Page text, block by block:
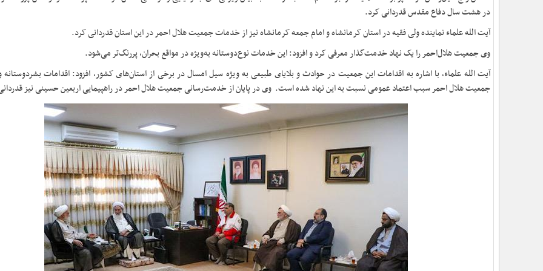
در هشت‌ سال دفاع مقدس قدردانی کرد.
آیت الله علماء نماینده ولی فقیه در استان کرمانشاه و امام جمعه کرمانشاه نیز از خدمات جمعیت هلال احمر در این استان قدردانی کرد.
وی جمعیت هلال‌احمر را یک نهاد خدمت‌گذار معرفی کرد و افزود: این خدمات نوع‌دوستانه به‌ویژه در مواقع بحران، پررنگ‌تر می‌شود.
آیت الله علماء، با اشاره به اقدامات این جمعیت در حوادث و بلایای طبیعی به ویژه سیل امسال در برخی از استان‌های کشور، افزود: اقدامات
جمعیت هلال احمر سبب اعتماد عمومی نسبت به این نهاد شده است. وی در پایان از خدمت‌رسانی جمعیت هلال احمر در راهپیمایی اربعین حسینی نیز